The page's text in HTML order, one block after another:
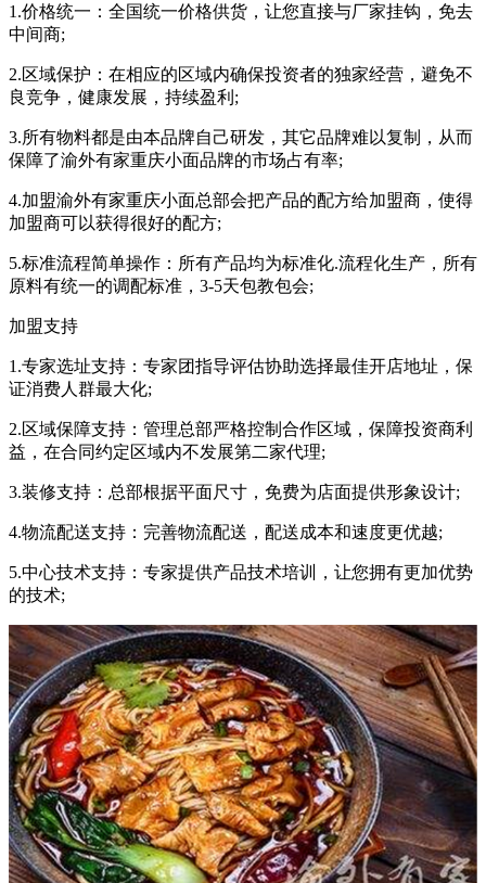
1.价格统一：全国统一价格供货，让您直接与厂家挂钩，免去
中间商;
2.区域保护：在相应的区域内确保投资者的独家经营，避免不
良竞争，健康发展，持续盈利;
3.所有物料都是由本品牌自己研发，其它品牌难以复制，从而
保障了渝外有家重庆小面品牌的市场占有率;
4.加盟渝外有家重庆小面总部会把产品的配方给加盟商，使得
加盟商可以获得很好的配方;
5.标准流程简单操作：所有产品均为标准化.流程化生产，所有
原料有统一的调配标准，3-5天包教包会;
加盟支持
1.专家选址支持：专家团指导评估协助选择最佳开店地址，保
证消费人群最大化;
2.区域保障支持：管理总部严格控制合作区域，保障投资商利
益，在合同约定区域内不发展第二家代理;
3.装修支持：总部根据平面尺寸，免费为店面提供形象设计;
4.物流配送支持：完善物流配送，配送成本和速度更优越;
5.中心技术支持：专家提供产品技术培训，让您拥有更加优势
的技术;